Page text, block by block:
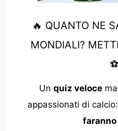
🔥 QUANTO NE
MONDIALI?
⚽
Un quiz velocema
appassionati di calcio:
faranno